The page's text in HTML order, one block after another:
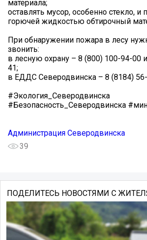
материала;
оставлять мусор, особенно стекло, и
горючей жидкостью обтирочный
При обнаружении пожара в лесу
звонить:
в лесную охрану – 8 (800) 100-94-00
41;
в ЕДДС Северодвинска – 8 (8184)
#Экология_Северодвинска
#Безопасность_Северодвинска
Администрация Северодвинска
39
ПОДЕЛИТЕСЬ НОВОСТЯМИ С